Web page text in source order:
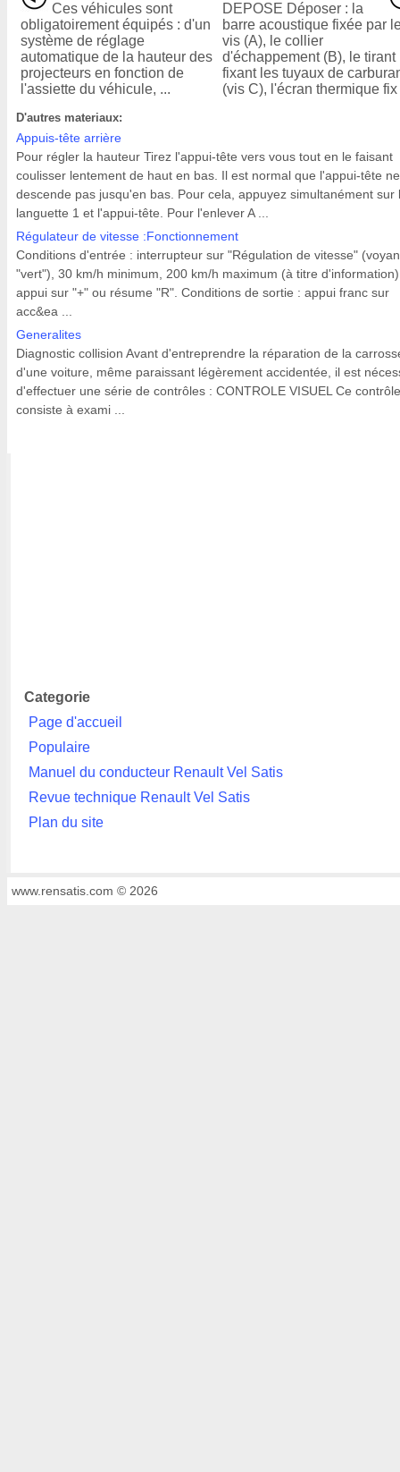
Ces véhicules sont
obligatoirement équipés : d'un
système de réglage
automatique de la hauteur des
projecteurs en fonction de
l'assiette du véhicule, ...
DEPOSE Déposer : la
barre acoustique fixée par
vis (A), le collier
d'échappement (B), le tirant
fixant les tuyaux de
(vis C), l'écran thermique fix
D'autres materiaux:
Appuis-tête arrière
Pour régler la hauteur Tirez l'appui-tête vers vous tout en le faisant
coulisser lentement de haut en bas. Il est normal que l'appui-tête ne
descende pas jusqu'en bas. Pour cela, appuyez simultanément sur
languette 1 et l'appui-tête. Pour l'enlever A ...
Régulateur de vitesse :Fonctionnement
Conditions d'entrée : interrupteur sur "Régulation de vitesse"
"vert"), 30 km/h minimum, 200 km/h maximum (à titre
appui sur "+" ou résume "R". Conditions de sortie : appui franc sur
acc&ea ...
Generalites
Diagnostic collision Avant d'entreprendre la réparation de la
d'une voiture, même paraissant légèrement accidentée, il est
d'effectuer une série de contrôles : CONTROLE VISUEL Ce contrôle
consiste à exami ...
Categorie
Page d'accueil
Populaire
Manuel du conducteur Renault Vel Satis
Revue technique Renault Vel Satis
Plan du site
www.rensatis.com © 2026